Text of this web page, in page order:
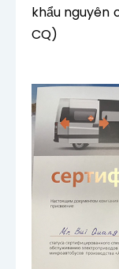
khẩu nguyên
CQ)